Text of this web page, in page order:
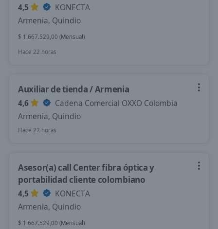
4,5
KONECTA
Armenia, Quindio
$ 1.667.529,00 (Mensual)
Hace 22 horas
Auxiliar de tienda / Armenia
4,6
Cadena Comercial OXXO Colombia
Armenia, Quindio
Hace 22 horas
Asesor(a) call Center fibra óptica y
portabilidad cliente colombiano
4,5
KONECTA
Armenia, Quindio
$ 1.667.529,00 (Mensual)